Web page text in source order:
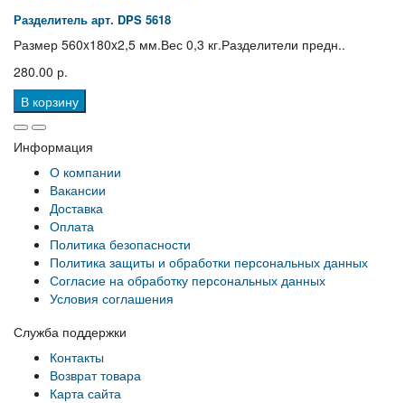
Разделитель арт. DPS 5618
Размер 560x180x2,5 мм.Вес 0,3 кг.Разделители предн..
280.00 р.
В корзину
Информация
О компании
Вакансии
Доставка
Оплата
Политика безопасности
Политика защиты и обработки персональных данных
Согласие на обработку персональных данных
Условия соглашения
Служба поддержки
Контакты
Возврат товара
Карта сайта